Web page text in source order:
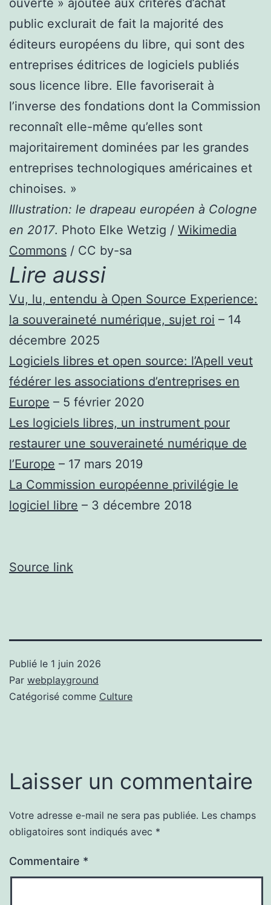
public exclurait de fait la majorité des
éditeurs européens du libre, qui sont des
entreprises éditrices de logiciels publiés
sous licence libre. Elle favoriserait à
l’inverse des fondations dont la Commission
reconnaît elle-même qu’elles sont
majoritairement dominées par les grandes
entreprises technologiques américaines et
chinoises. »
Illustration: le drapeau européen à Cologne
en 2017. Photo Elke Wetzig / Wikimedia
Commons / CC by-sa
Lire aussi
Vu, lu, entendu à Open Source Experience:
la souveraineté numérique, sujet roi – 14
décembre 2025
Logiciels libres et open source: l’Apell veut
fédérer les associations d’entreprises en
Europe – 5 février 2020
Les logiciels libres, un instrument pour
restaurer une souveraineté numérique de
l’Europe – 17 mars 2019
La Commission européenne privilégie le
logiciel libre – 3 décembre 2018
Source link
Publié le 1 juin 2026
Par webplayground
Catégorisé comme Culture
Laisser un commentaire
Votre adresse e-mail ne sera pas publiée. Les champs
obligatoires sont indiqués avec *
Commentaire *